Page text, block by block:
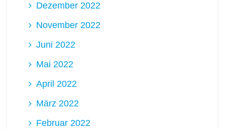
Dezember 2022
November 2022
Juni 2022
Mai 2022
April 2022
März 2022
Februar 2022